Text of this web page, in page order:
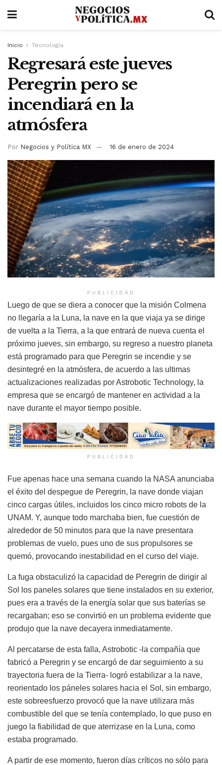
Inicio Tecnología
Regresará este jueves
Peregrin pero se
incendiará en la
atmósfera
Por Negocios y Política MX 16 de enero de 2024
PUBLICIDAD
Luego de que se diera a conocer que la misión Colmena
no llegaría a la Luna, la nave en la que viaja ya se dirige
de vuelta a la Tierra, a la que entrará de nueva cuenta el
próximo jueves, sin embargo, su regreso a nuestro planeta
está programado para que Peregrin se incendie y se
desintegré en la atmósfera, de acuerdo a las ultimas
actualizaciones realizadas por Astrobotic Technology, la
empresa que se encargó de mantener en actividad a la
nave durante el mayor tiempo posible.
PUBLICIDAD
Fue apenas hace una semana cuando la NASA anunciaba
el éxito del despegue de Peregrin, la nave donde viajan
cinco cargas útiles, incluidos los cinco micro robots de la
UNAM. Y, aunque todo marchaba bien, fue cuestión de
alrededor de 50 minutos para que la nave presentara
problemas de vuelo, pues uno de sus propulsores se
quemó, provocando inestabilidad en el curso del viaje.
La fuga obstaculizó la capacidad de Peregrin de dirigir al
Sol los paneles solares que tiene instalados en su exterior,
pues era a través de la energía solar que sus baterías se
recargaban; eso se convirtió en un problema evidente que
produjo que la nave decayera inmediatamente.
Al percatarse de esta falla, Astrobotic -la compañía que
fabricó a Peregrin y se encargó de dar seguimiento a su
trayectoria fuera de la Tierra- logró estabilizar a la nave,
reorientado los páneles solares hacia el Sol, sin embargo,
este sobreesfuerzo provocó que la nave utilizara más
combustible del que se tenía contemplado, lo que puso en
juego la fiabilidad de que aterrizase en la Luna, como
estaba programado.
A partir de ese momento, fueron días críticos no sólo para